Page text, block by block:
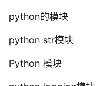
python的模块
python str模块
Python 模块